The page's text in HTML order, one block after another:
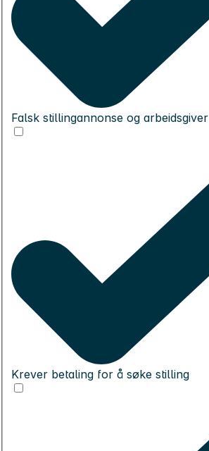
Falsk stillingannonse og arbeidsgiver
Krever betaling for å søke stilling